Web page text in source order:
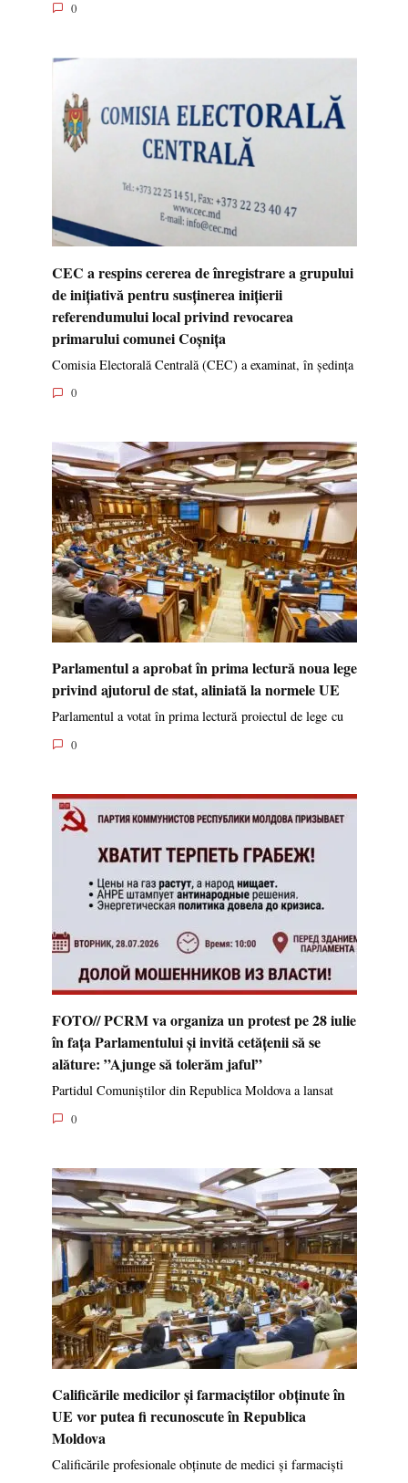
0
CEC a respins cererea de înregistrare a grupului
de inițiativă pentru susținerea inițierii
referendumului local privind revocarea
primarului comunei Coșnița
Comisia Electorală Centrală (CEC) a examinat, în ședința
0
Parlamentul a aprobat în prima lectură noua lege
privind ajutorul de stat, aliniată la normele UE
Parlamentul a votat în prima lectură proiectul de lege cu
0
FOTO// PCRM va organiza un protest pe 28 iulie
în fața Parlamentului și invită cetățenii să se
alăture: ”Ajunge să tolerăm jaful”
Partidul Comuniștilor din Republica Moldova a lansat
0
Calificările medicilor și farmaciștilor obținute în
UE vor putea fi recunoscute în Republica
Moldova
Calificările profesionale obținute de medici și farmaciști